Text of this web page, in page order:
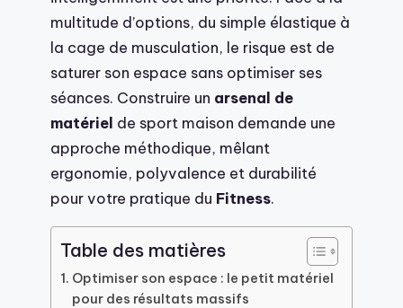
multitude d’options, du simple élastique à
la cage de musculation, le risque est de
saturer son espace sans optimiser ses
séances. Construire un arsenal de
matériel de sport maison demande une
approche méthodique, mêlant
ergonomie, polyvalence et durabilité
pour votre pratique du Fitness.
Table des matières
Optimiser son espace : le petit matériel
pour des résultats massifs